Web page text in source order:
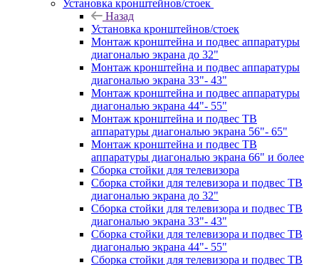
Установка кронштейнов/стоек
Назад
Установка кронштейнов/стоек
Монтаж кронштейна и подвес аппаратуры
диагональю экрана до 32"
Монтаж кронштейна и подвес аппаратуры
диагональю экрана 33"- 43"
Монтаж кронштейна и подвес аппаратуры
диагональю экрана 44"- 55"
Монтаж кронштейна и подвес ТВ
аппаратуры диагональю экрана 56"- 65"
Монтаж кронштейна и подвес ТВ
аппаратуры диагональю экрана 66" и более
Сборка стойки для телевизора
Сборка стойки для телевизора и подвес ТВ
диагональю экрана до 32"
Сборка стойки для телевизора и подвес ТВ
диагональю экрана 33"- 43"
Сборка стойки для телевизора и подвес ТВ
диагональю экрана 44"- 55"
Сборка стойки для телевизора и подвес ТВ